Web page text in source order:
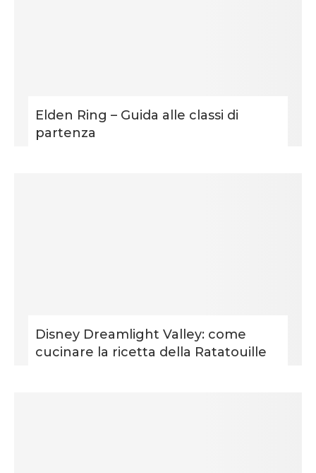
Elden Ring – Guida alle classi di
partenza
Disney Dreamlight Valley: come
cucinare la ricetta della Ratatouille